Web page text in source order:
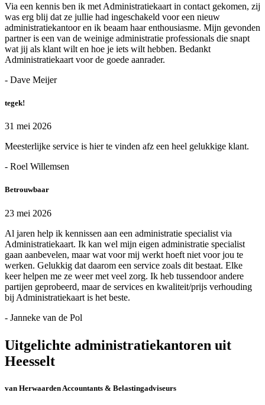
Via een kennis ben ik met Administratiekaart in contact gekomen, zij
was erg blij dat ze jullie had ingeschakeld voor een nieuw
administratiekantoor en ik beaam haar enthousiasme. Mijn gevonden
partner is een van de weinige administratie professionals die snapt
wat jij als klant wilt en hoe je iets wilt hebben. Bedankt
Administratiekaart voor de goede aanrader.
- Dave Meijer
tegek!
31 mei 2026
Meesterlijke service is hier te vinden afz een heel gelukkige klant.
- Roel Willemsen
Betrouwbaar
23 mei 2026
Al jaren help ik kennissen aan een administratie specialist via
Administratiekaart. Ik kan wel mijn eigen administratie specialist
gaan aanbevelen, maar wat voor mij werkt hoeft niet voor jou te
werken. Gelukkig dat daarom een service zoals dit bestaat. Elke
keer helpen me ze weer met veel zorg. Ik heb tussendoor andere
partijen geprobeerd, maar de services en kwaliteit/prijs verhouding
bij Administratiekaart is het beste.
- Janneke van de Pol
Uitgelichte administratiekantoren uit
Heesselt
van Herwaarden Accountants & Belastingadviseurs